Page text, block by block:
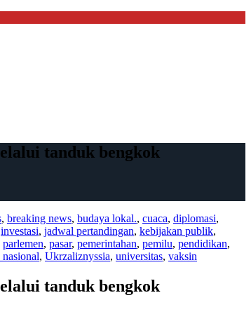
tanduk bengkok
, breaking news, budaya lokal., cuaca, diplomasi,
investasi, jadwal pertandingan, kebijakan publik,
parlemen, pasar, pemerintahan, pemilu, pendidikan,
, Ukrzaliznyssia, universitas, vaksin
tanduk bengkok